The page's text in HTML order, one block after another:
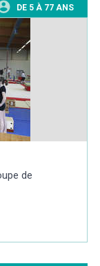
DE 5 À 77 ANS
de